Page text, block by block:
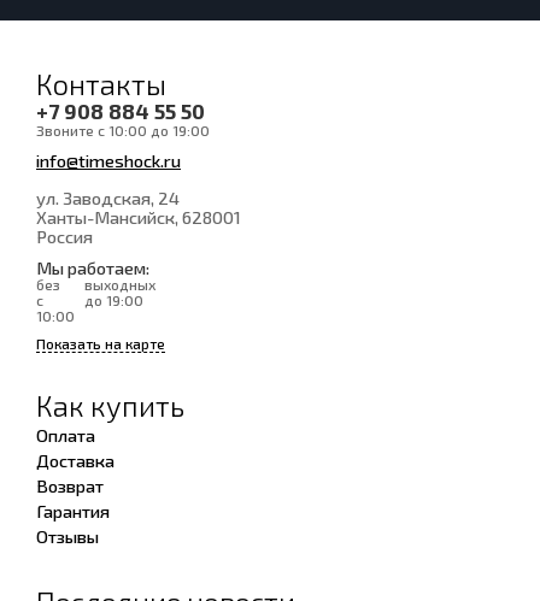
Контакты
+7 908 884 55 50
Звоните с 10:00 до 19:00
info@timeshock.ru
ул. Заводская, 24
Ханты-Мансийск, 628001
Россия
Мы работаем:
без
выходных
с
10:00
до 19:00
Показать на карте
Как купить
Оплата
Доставка
Возврат
Гарантия
Отзывы